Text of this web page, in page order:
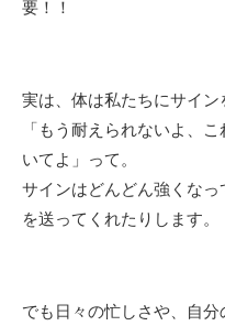
要！！
実は、体は私たちにサイン
「もう耐えられないよ、
いてよ」って。
サインはどんどん強くな
を送ってくれたりします。
でも日々の忙しさや、自